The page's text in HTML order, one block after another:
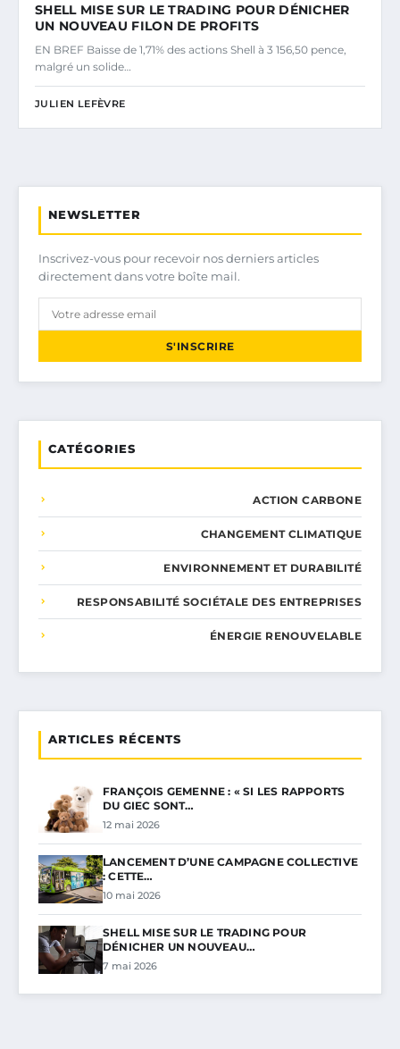
SHELL MISE SUR LE TRADING POUR DÉNICHER
UN NOUVEAU FILON DE PROFITS
EN BREF Baisse de 1,71% des actions Shell à 3 156,50 pence,
malgré un solide…
JULIEN LEFÈVRE
NEWSLETTER
Inscrivez-vous pour recevoir nos derniers articles
directement dans votre boîte mail.
S'INSCRIRE
CATÉGORIES
ACTION CARBONE
CHANGEMENT CLIMATIQUE
ENVIRONNEMENT ET DURABILITÉ
RESPONSABILITÉ SOCIÉTALE DES ENTREPRISES
ÉNERGIE RENOUVELABLE
ARTICLES RÉCENTS
FRANÇOIS GEMENNE : « SI LES RAPPORTS
DU GIEC SONT…
12 mai 2026
LANCEMENT D’UNE CAMPAGNE COLLECTIVE
: CETTE…
10 mai 2026
SHELL MISE SUR LE TRADING POUR
DÉNICHER UN NOUVEAU…
7 mai 2026